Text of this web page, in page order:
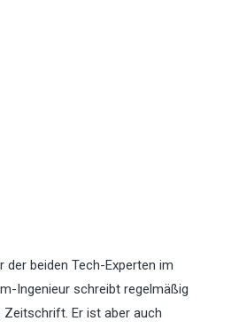
der beiden Tech-Experten im
Ingenieur schreibt regelmäßig
Zeitschrift. Er ist aber auch